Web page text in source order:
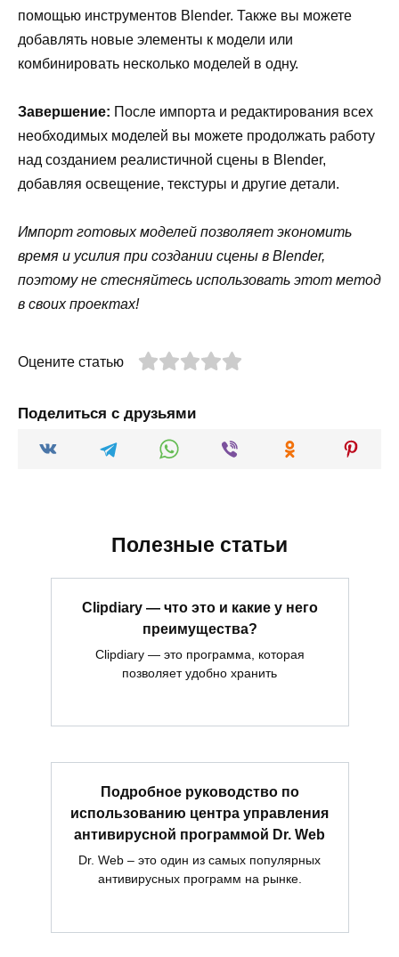
помощью инструментов Blender. Также вы можете
добавлять новые элементы к модели или
комбинировать несколько моделей в одну.
Завершение: После импорта и редактирования всех
необходимых моделей вы можете продолжать работу
над созданием реалистичной сцены в Blender,
добавляя освещение, текстуры и другие детали.
Импорт готовых моделей позволяет экономить
время и усилия при создании сцены в Blender,
поэтому не стесняйтесь использовать этот метод
в своих проектах!
Оцените статью
Поделиться с друзьями
Полезные статьи
Clipdiary — что это и какие у него
преимущества?
Clipdiary — это программа, которая
позволяет удобно хранить
Подробное руководство по
использованию центра управления
антивирусной программой Dr. Web
Dr. Web – это один из самых популярных
антивирусных программ на рынке.